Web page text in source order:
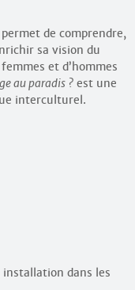
de comprendre,
sa vision du
et d’hommes
au paradis ?est une
interculturel.
dans les